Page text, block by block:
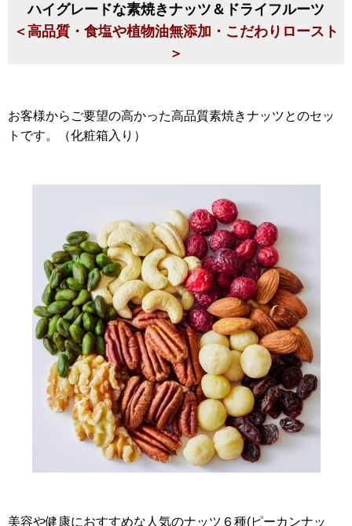
ハイグレードな素焼きナッツ＆ドライフルーツ
＜高品質・食塩や植物油無添加・こだわりロースト
＞
お客様からご要望の高かった高品質素焼きナッツとのセッ
トです。（化粧箱入り）
美容や健康におすすめな人気のナッツ６種(ピーカンナッ